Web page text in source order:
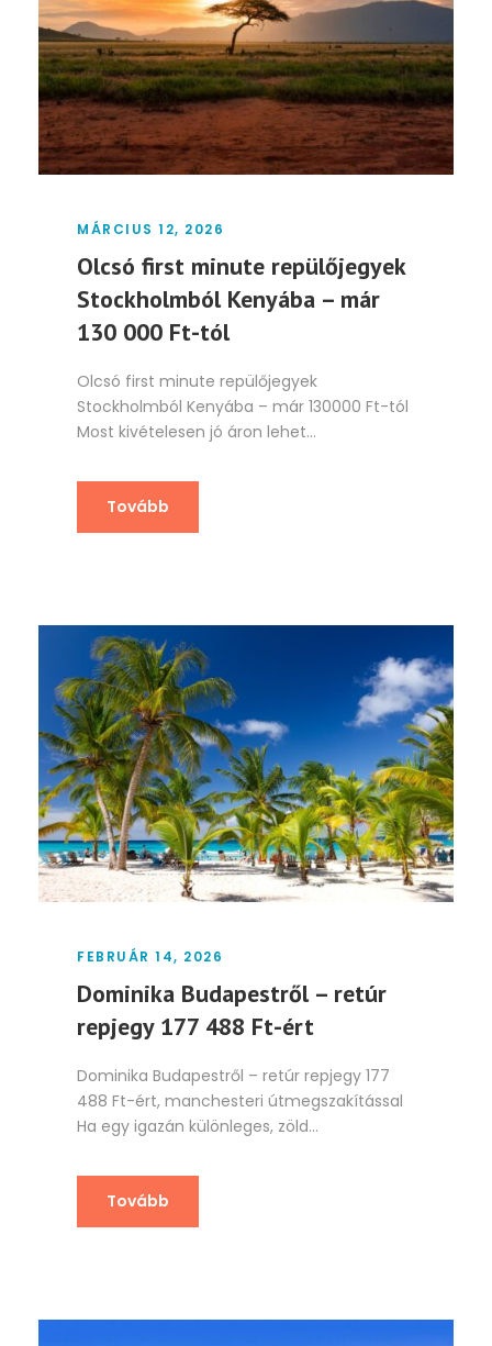
MÁRCIUS 12, 2026
Olcsó first minute repülőjegyek
Stockholmból Kenyába – már
130 000 Ft-tól
Olcsó first minute repülőjegyek
Stockholmból Kenyába – már 130000 Ft-tól
Most kivételesen jó áron lehet...
Tovább
FEBRUÁR 14, 2026
Dominika Budapestről – retúr
repjegy 177 488 Ft-ért
Dominika Budapestről – retúr repjegy 177
488 Ft-ért, manchesteri útmegszakítással
Ha egy igazán különleges, zöld...
Tovább